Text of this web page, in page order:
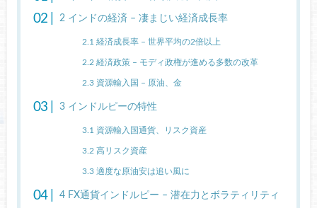
2インドの経済 – 凄まじい経済成長率
2.1 経済成長率 – 世界平均の2倍以上
2.2 経済政策 – モディ政権が進める多数の改革
2.3 資源輸入国 – 原油、金
3インドルピーの特性
3.1 資源輸入国通貨、リスク資産
3.2 高リスク資産
3.3 適度な原油安は追い風に
4FX通貨インドルピー – 潜在力とボラティリティ